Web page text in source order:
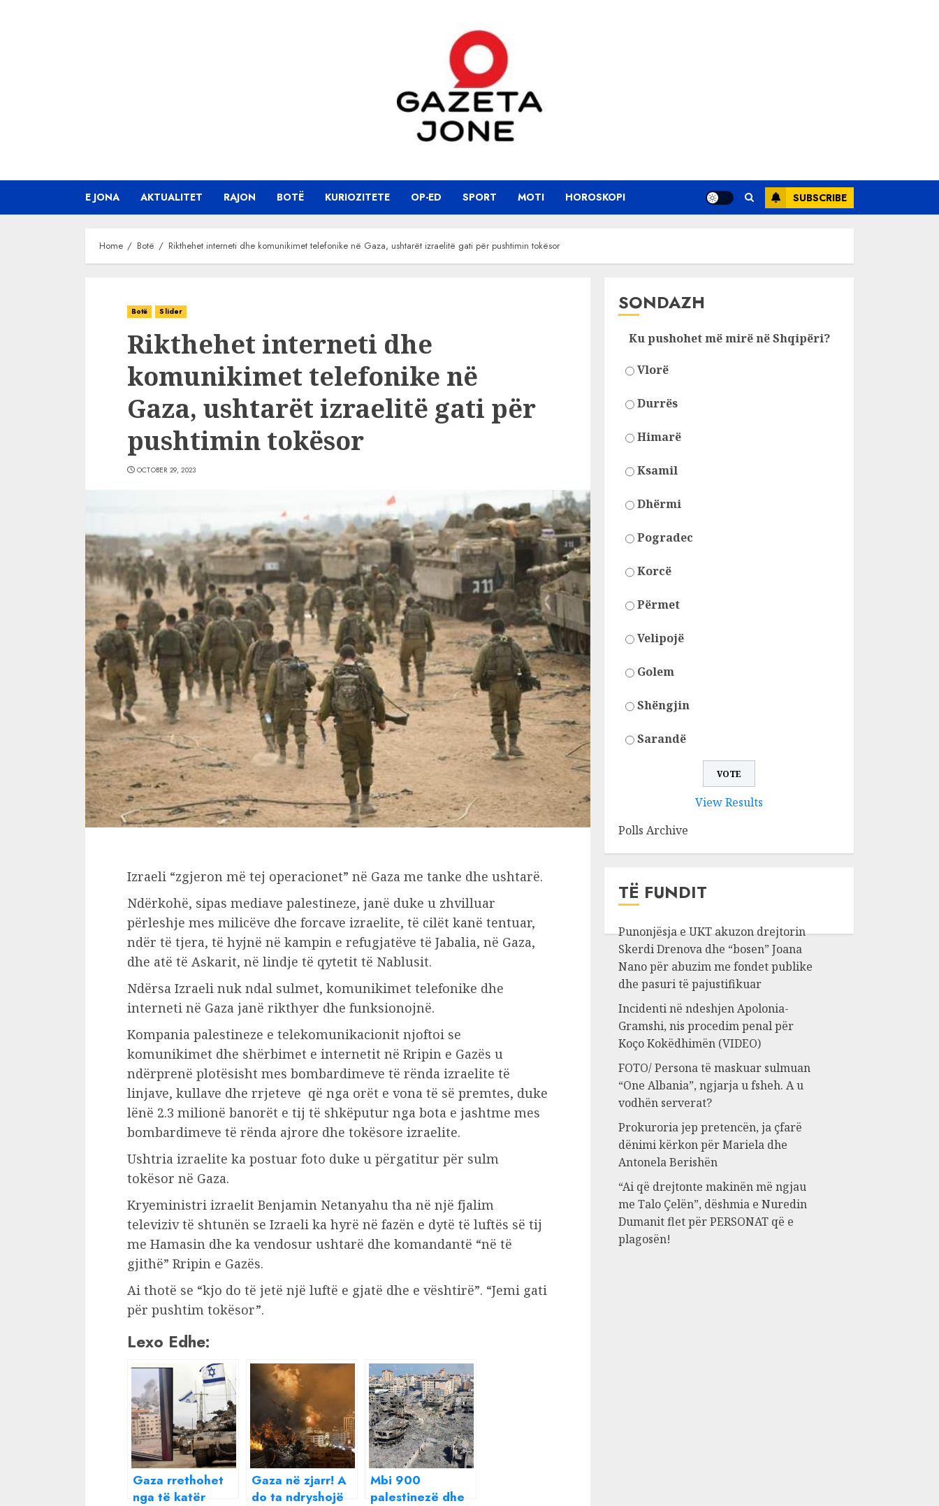
E JONA AKTUALITET RAJON BOTË KURIOZITETE OP-ED SPORT MOTI HOROSKOPI SUBSCRIBE
Home Botë Rikthehet interneti dhe komunikimet telefonike në Gaza, ushtarët izraelitë gati për pushtimin tokësor
Botë Slider
Rikthehet interneti dhe
komunikimet telefonike në
Gaza, ushtarët izraelitë gati për
pushtimin tokësor
OCTOBER 29, 2023
Izraeli “zgjeron më tej operacionet” në Gaza me tanke dhe ushtarë.
Ndërkohë, sipas mediave palestineze, janë duke u zhvilluar
përleshje mes milicëve dhe forcave izraelite, të cilët kanë tentuar,
ndër të tjera, të hyjnë në kampin e refugjatëve të Jabalia, në Gaza,
dhe atë të Askarit, në lindje të qytetit të Nablusit.
Ndërsa Izraeli nuk ndal sulmet, komunikimet telefonike dhe
interneti në Gaza janë rikthyer dhe funksionojnë.
Kompania palestineze e telekomunikacionit njoftoi se
komunikimet dhe shërbimet e internetit në Rripin e Gazës u
ndërprenë plotësisht mes bombardimeve të rënda izraelite të
linjave, kullave dhe rrjeteve që nga orët e vona të së premtes, duke
lënë 2.3 milionë banorët e tij të shkëputur nga bota e jashtme mes
bombardimeve të rënda ajrore dhe tokësore izraelite.
Ushtria izraelite ka postuar foto duke u përgatitur për sulm
tokësor në Gaza.
Kryeministri izraelit Benjamin Netanyahu tha në një fjalim
televiziv të shtunën se Izraeli ka hyrë në fazën e dytë të luftës së tij
me Hamasin dhe ka vendosur ushtarë dhe komandantë “në të
gjithë” Rripin e Gazës.
Ai thotë se “kjo do të jetë një luftë e gjatë dhe e vështirë”. “Jemi gati
për pushtim tokësor”.
Lexo Edhe:
Gaza rrethohet
nga të katër
Gaza në zjarr! A
do ta ndryshojë
Mbi 900
palestinezë dhe
SONDAZH
Ku pushohet më mirë në Shqipëri?
Vlorë
Durrës
Himarë
Ksamil
Dhërmi
Pogradec
Korcë
Përmet
Velipojë
Golem
Shëngjin
Sarandë
View Results
Polls Archive
TË FUNDIT
Punonjësja e UKT akuzon drejtorin
Skerdi Drenova dhe “bosen” Joana
Nano për abuzim me fondet publike
dhe pasuri të pajustifikuar
Incidenti në ndeshjen Apolonia-
Gramshi, nis procedim penal për
Koço Kokëdhimën (VIDEO)
FOTO/ Persona të maskuar sulmuan
“One Albania”, ngjarja u fsheh. A u
vodhën serverat?
Prokuroria jep pretencën, ja çfarë
dënimi kërkon për Mariela dhe
Antonela Berishën
“Ai që drejtonte makinën më ngjau
me Talo Çelën”, dëshmia e Nuredin
Dumanit flet për PERSONAT që e
plagosën!